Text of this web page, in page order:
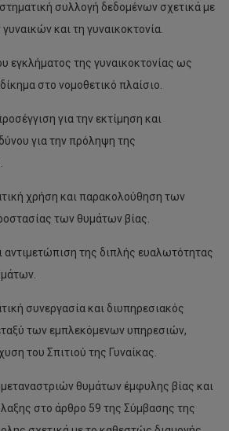
συλλογή δεδομένων σχετικά με
και τη γυναικοκτονία.
εγκλήματος της γυναικοκτονίας ως
στο νομοθετικό πλαίσιο.
για την εκτίμηση και
για την πρόληψη της
χρήση και παρακολούθηση των
των θυμάτων βίας.
αντιμετώπιση της διπλής ευαλωτότητας
συνεργασία και διυπηρεσιακός
των εμπλεκόμενων υπηρεσιών,
του Σπιτιού της Γυναίκας.
θυμάτων έμφυλης βίας και
στο άρθρο 59 της Σύμβασης της